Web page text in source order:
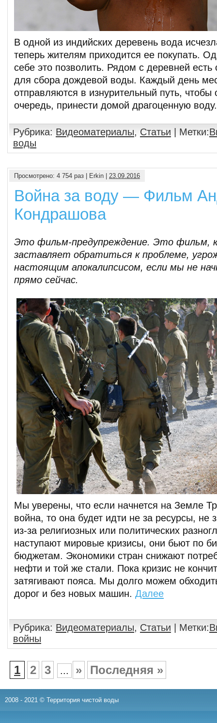
В одной из индийских деревень вода
теперь жителям приходится ее покупать.
себе это позволить. Рядом с деревней
для сбора дождевой воды. Каждый день
отправляются в изнурительный путь, чтобы
очередь, принести домой драгоценную
Рубрика: Видеоматериалы, Статьи | Метки:
воды
Просмотрено: 4 754 раз | Erkin | 23.09.2016
Война за воду — Фильм
Кондрашова
Это фильм-предупреждение. Это фильм,
заставляет обратиться к проблеме,
настоящим апокалипсисом, если мы не
прямо сейчас.
Мы уверены, что если начнется на Земле
война, то она будет идти не за ресурсы, не
из-за религиозных или политических
наступают мировые кризисы, они бьют по
бюджетам. Экономики стран снижают
нефти и той же стали. Пока кризис не
затягивают пояса. Мы долго можем
дорог и без новых машин. Далее
Рубрика: Видеоматериалы, Статьи | Метки:
войны
1 2 3 ... » Последняя »
2008 - 2021 © Территория чистой воды